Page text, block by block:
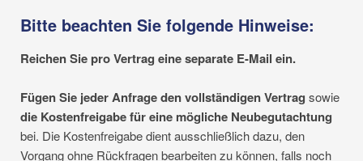
Bitte beachten Sie folgende Hinweise:
Reichen Sie pro Vertrag eine separate E-Mail ein.
Fügen Sie jeder Anfrage den vollständigen Vertrag sowie
die Kostenfreigabe für eine mögliche Neubegutachtung
bei. Die Kostenfreigabe dient ausschließlich dazu, den
Vorgang ohne Rückfragen bearbeiten zu können, falls noch